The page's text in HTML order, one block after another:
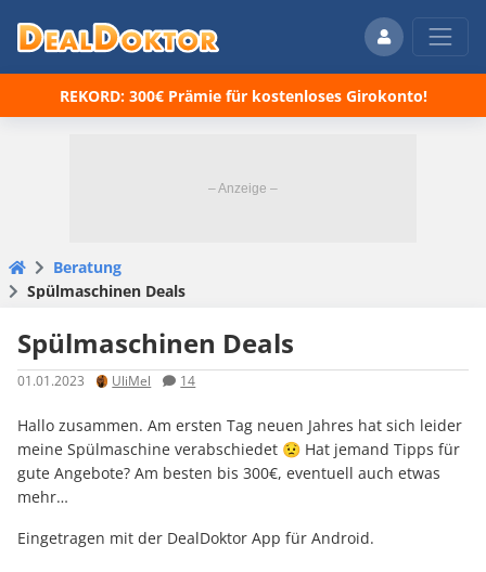
REKORD: 300€ Prämie für kostenloses Girokonto!
Beratung
Spülmaschinen Deals
Spülmaschinen Deals
01.01.2023 UliMel 14
Hallo zusammen. Am ersten Tag neuen Jahres hat sich leider
meine Spülmaschine verabschiedet 😟 Hat jemand Tipps für
gute Angebote? Am besten bis 300€, eventuell auch etwas
mehr…
Eingetragen mit der DealDoktor App für Android.